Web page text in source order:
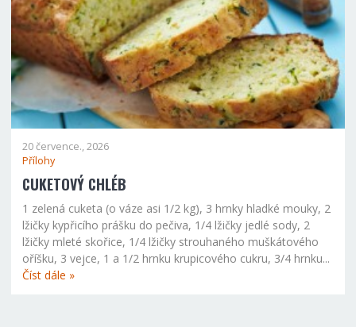
20 července., 2026
Přílohy
CUKETOVÝ CHLÉB
1 zelená cuketa (o váze asi 1/2 kg), 3 hrnky hladké mouky, 2
lžičky kypřicího prášku do pečiva, 1/4 lžičky jedlé sody, 2
lžičky mleté skořice, 1/4 lžičky strouhaného muškátového
oříšku, 3 vejce, 1 a 1/2 hrnku krupicového cukru, 3/4 hrnku...
Číst dále »